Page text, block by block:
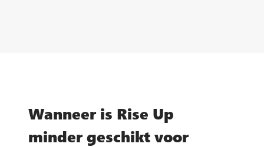
Wanneer is Rise Up
minder geschikt voor